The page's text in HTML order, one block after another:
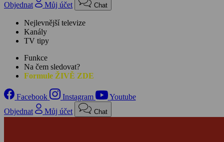
Objednat Můj účet Chat
Nejlevnější televize
Kanály
TV tipy
Funkce
Na čem sledovat?
Formule ŽIVĚ ZDE
Facebook Instagram
Youtube
Objednat
Můj účet Chat